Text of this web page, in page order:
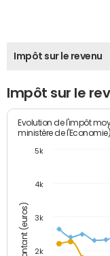
Impôt sur le revenu
Impôt sur le
Montant (euros)
Evolution de l'impôt
ministère de l'Economie)
2k
3k
4k
5k